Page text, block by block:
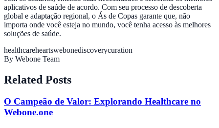
aplicativos de saúde de acordo. Com seu processo de descoberta
global e adaptação regional, o Ás de Copas garante que, não
importa onde você esteja no mundo, você tenha acesso às melhores
soluções de saúde.
healthcareheartswebonediscoverycuration
By Webone Team
Related Posts
O Campeão de Valor: Explorando Healthcare no
Webone.one